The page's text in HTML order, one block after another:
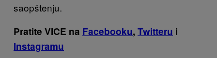
saopštenju.
Pratite VICE na Facebooku, Twitteru i
Instagramu